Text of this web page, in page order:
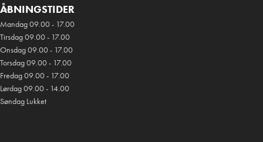
ÅBNINGSTIDER
Mandag 09.00 - 17.00
Tirsdag 09.00 - 17.00
Onsdag 09.00 - 17.00
Torsdag 09.00 - 17.00
Fredag 09.00 - 17.00
Lørdag 09.00 - 14.00
Søndag Lukket